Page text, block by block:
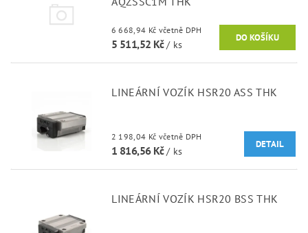
6 668,94 Kč včetně DPH
5 511,52 Kč/ ks
LINEÁRNÍ VOZÍK HSR20 ASS THK
2 198,04 Kč včetně DPH
1 816,56 Kč/ ks
DETAIL
LINEÁRNÍ VOZÍK HSR20 BSS THK